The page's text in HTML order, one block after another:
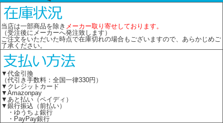
当店は一部商品を除き メーカー取り寄せしております。
（受注後にメーカーへ発注致します）
ご注文をいただいた時点で在庫切れの場合もございますので、あらかじめご
了承ください。
▼代金引換
（代引き手数料：全国一律330円）
▼クレジットカード
▼Amazonpay
▼あと払い（ペイディ）
▼銀行振込（前払い）
・ゆうちょ銀行
・PayPay銀行